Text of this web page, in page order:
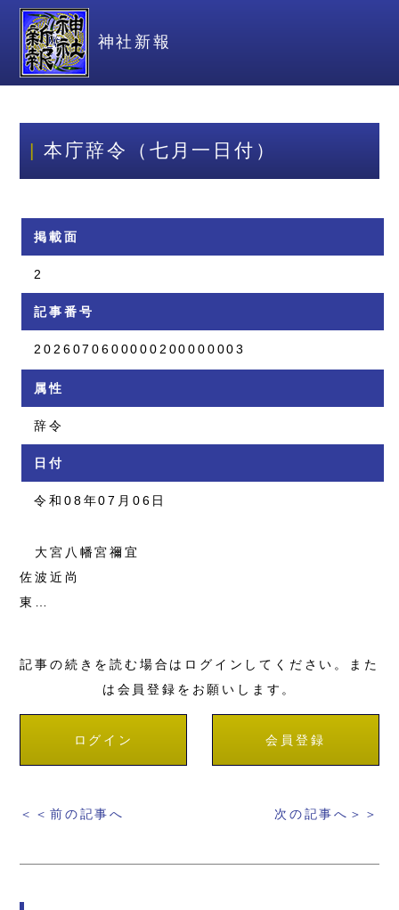
神社新報
本庁辞令（七月一日付）
掲載面
2
記事番号
2026070600000200000003
属性
辞令
日付
令和08年07月06日
大宮八幡宮禰宜
佐波近尚
東…
記事の続きを読む場合はログインしてください。また
は会員登録をお願いします。
ログイン 会員登録
＜＜前の記事へ 次の記事へ＞＞